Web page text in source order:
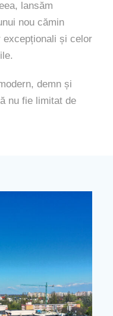
lansăm
nou cămin
excepționali și celor
demn și
nu fie limitat de